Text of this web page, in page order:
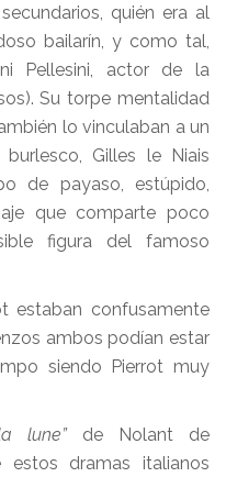
quién era al
bailarín, y como tal,
Pellesini, actor de la
Su torpe mentalidad
lo vinculaban a un
Gilles le Niais
de payaso, estúpido,
que comparte poco
figura del famoso
estaban confusamente
ambos podían estar
siendo Pierrot muy
lune”de Nolant de
dramas italianos